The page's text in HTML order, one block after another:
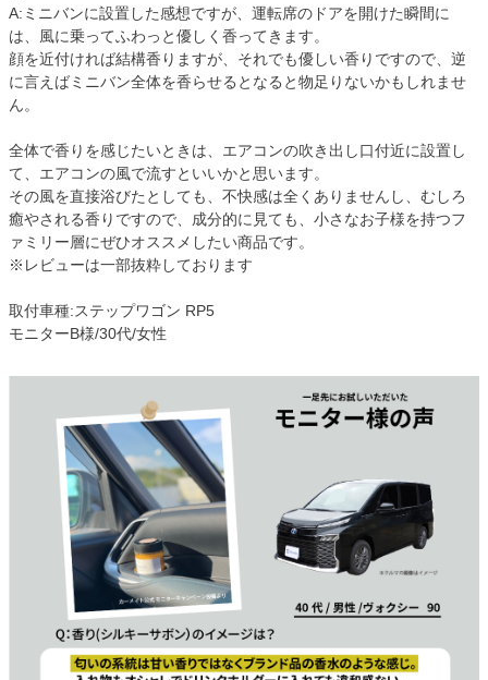
A:ミニバンに設置した感想ですが、運転席のドアを開けた瞬間に
は、風に乗ってふわっと優しく香ってきます。
顔を近付ければ結構香りますが、それでも優しい香りですので、逆
に言えばミニバン全体を香らせるとなると物足りないかもしれませ
ん。
全体で香りを感じたいときは、エアコンの吹き出し口付近に設置し
て、エアコンの風で流すといいかと思います。
その風を直接浴びたとしても、不快感は全くありませんし、むしろ
癒やされる香りですので、成分的に見ても、小さなお子様を持つフ
ァミリー層にぜひオススメしたい商品です。
※レビューは一部抜粋しております
取付車種:ステップワゴン RP5
モニターB様/30代/女性